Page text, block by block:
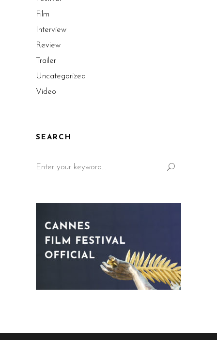
Film
Interview
Review
Trailer
Uncategorized
Video
SEARCH